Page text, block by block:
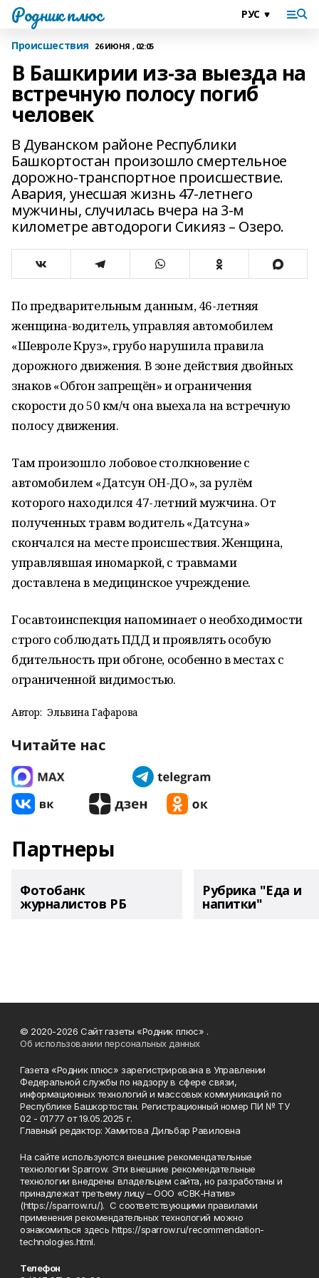
Родник плюс
Происшествия 26 ИЮНЯ , 02:05
В Башкирии из-за выезда на
встречную полосу погиб
человек
В Дуванском районе Республики
Башкортостан произошло смертельное
дорожно-транспортное происшествие.
Авария, унесшая жизнь 47-летнего
мужчины, случилась вчера на 3-м
километре автодороги Сикияз – Озеро.
По предварительным данным, 46-летняя
женщина-водитель, управляя автомобилем
«Шевроле Круз», грубо нарушила правила
дорожного движения. В зоне действия двойных
знаков «Обгон запрещён» и ограничения
скорости до 50 км/ч она выехала на встречную
полосу движения.
Там произошло лобовое столкновение с
автомобилем «Датсун ОН-ДО», за рулём
которого находился 47-летний мужчина. От
полученных травм водитель «Датсуна»
скончался на месте происшествия. Женщина,
управлявшая иномаркой, с травмами
доставлена в медицинское учреждение.
Госавтоинспекция напоминает о необходимости
строго соблюдать ПДД и проявлять особую
бдительность при обгоне, особенно в местах с
ограниченной видимостью.
Автор: Эльвина Гафарова
Читайте нас
Партнеры
Фотобанк
журналистов РБ
Рубрика "Еда и
напитки"
© 2020-2026 Сайт газеты «Родник плюс» .
Об использовании персональных данных
Газета «Родник плюс» зарегистрирована в Управлении
Федеральной службы по надзору в сфере связи,
информационных технологий и массовых коммуникаций по
Республике Башкортостан. Регистрационный номер ПИ № ТУ
02 - 01777 от 19.05.2025 г.
Главный редактор: Хамитова Дильбар Равиловна
На сайте используются внешние рекомендательные
технологии Sparrow. Эти внешние рекомендательные
технологии внедрены владельцем сайта, но разработаны и
принадлежат третьему лицу – ООО «СВК-Натив»
(https://sparrow.ru/). С соответствующими правилами
применения рекомендательных технологий можно
ознакомиться здесь https://sparrow.ru/recommendation-
technologies.html.
Телефон